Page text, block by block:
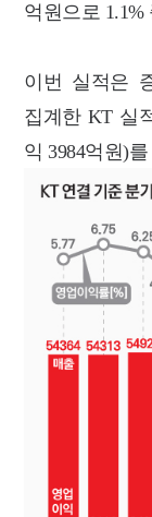
억원으로 1.1%
이번 실적은
집계한 KT 실
익 3984억원)